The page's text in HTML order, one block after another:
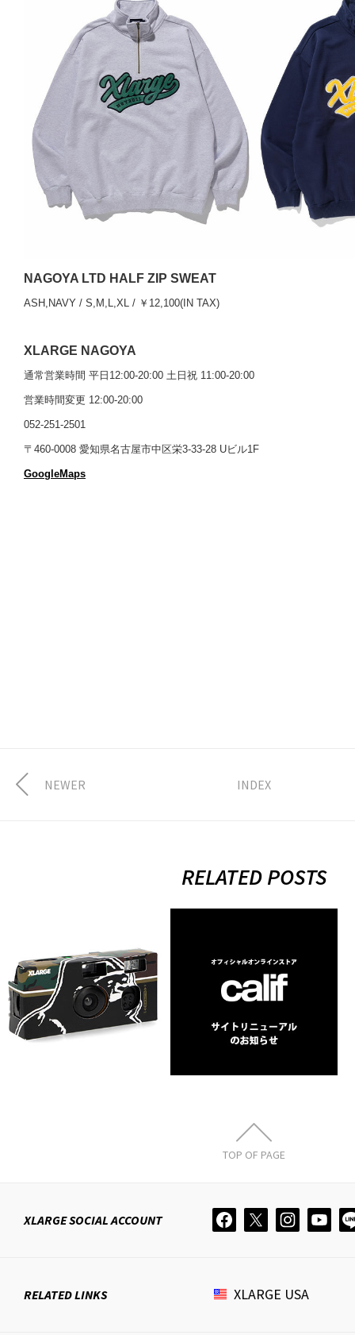
NAGOYA LTD HALF ZIP SWEAT
ASH,NAVY / S,M,L,XL / ￥12,100(IN TAX)
XLARGE NAGOYA
通常営業時間 平日12:00-20:00 土日祝 11:00-20:00
営業時間変更 12:00-20:00
052-251-2501
〒460-0008 愛知県名古屋市中区栄3-33-28 Uビル1F
GoogleMaps
NEWER INDEX
RELATED POSTS
APP「INSTANT
CAMERA
PRESENT CA…
3月 14, 2025
「calif」サイト
リニューアルの
1月 10, 2024
TOP OF PAGE
XLARGESOCIAL ACCOUNT
RELATED LINKS XLARGE USA